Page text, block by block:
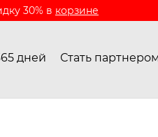
30% в корзине
дней Стать партнером